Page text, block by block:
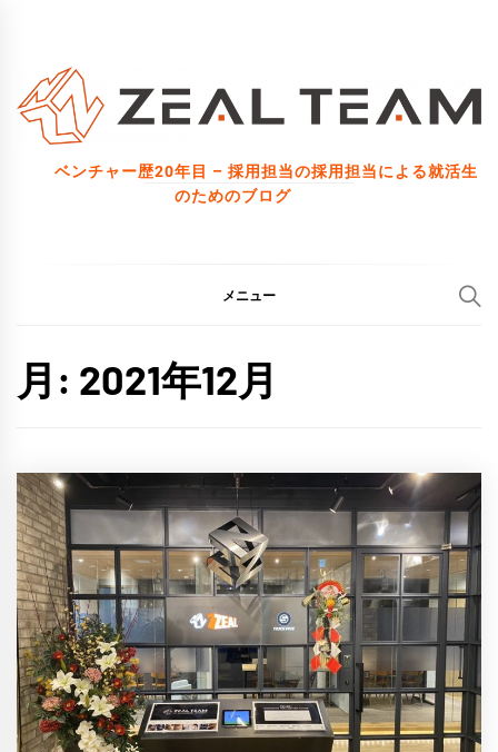
ン
ベンチャー歴20年目 – 採用担当の採用担当による就活生
のためのブログ
メニュー
月: 2021年12月